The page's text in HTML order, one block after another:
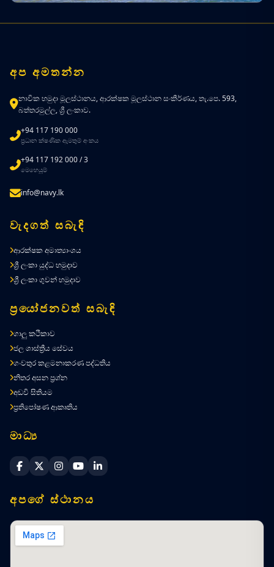
අප අමතන්න
නාවික හමුදා මූලස්ථානය, ආරක්ෂක මූලස්ථාන සංකීර්ණය, තැ.පෙ. 593,
බත්තරමුල්ල, ශ්‍රී ලංකාව.
+94 117 190 000
ප්‍රධාන ක්ෂණික ඇමතුම් අංකය
+94 117 192 000 / 3
මෙහෙයුම්
info@navy.lk
වැදගත් සබැඳි
ආරක්ෂක අමාත්‍යාංශය
ශ්‍රී ලංකා යුද්ධ හමුදාව
ශ්‍රී ලංකා ගුවන් හමුදාව
ප්‍රයෝජනවත් සබැඳි
ගාලු කථිකාව
ජල ශාස්ත්‍රීය සේවය
ගංවතුර කළමනාකරණ පද්ධතිය
නිතර අසන ප්‍රශ්න
අඩවි සිතියම
ප්‍රතිපෝෂණ ආකෘතිය
මාධ්‍ය
Sri Lanka Navy Facebook
Sri Lanka Navy X
Sri Lanka Navy Instagram
Sri Lanka Navy YouTube
Sri Lanka Navy LinkedIn
අපගේ ස්ථානය